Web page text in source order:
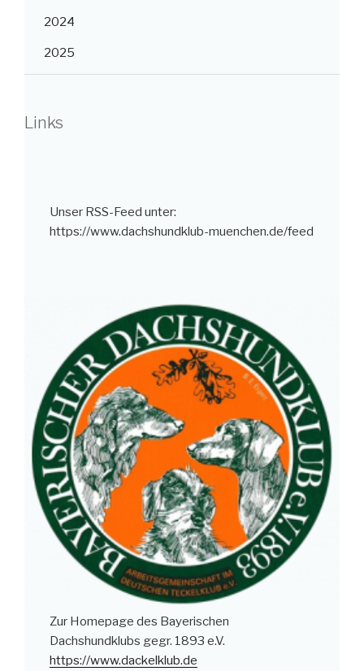
2024
2025
Links
Unser RSS-Feed unter:
https://www.dachshundklub-muenchen.de/feed
Zur Homepage des Bayerischen
Dachshundklubs gegr. 1893 e.V.
https://www.dackelklub.de